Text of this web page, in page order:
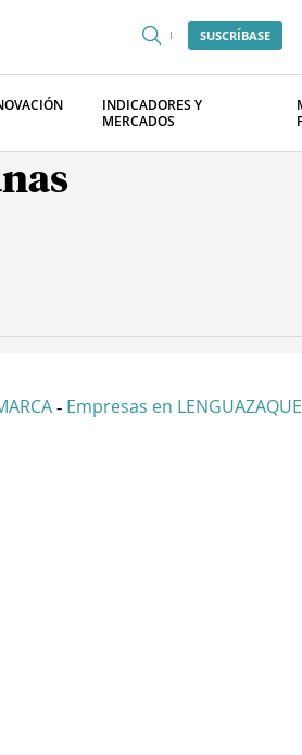
SUSCRÍBASE
INDICADORES Y
MERCADOS
- Empresas en LENGUAZAQUE